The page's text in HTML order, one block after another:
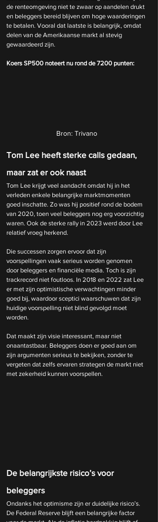
de renteomgeving niet te zwaar op aandelen drukt
en beleggers bereid blijven om hoge waarderingen
te betalen. Vooral dat laatste is belangrijk, omdat
delen van de Amerikaanse markt al stevig
gewaardeerd zijn.
Koers SP500 noteert nu rond de 7200 punten:
Bron: Trivano
Tom Lee heeft sterke calls gedaan,
maar zat er ook naast
Tom Lee krijgt veel aandacht omdat hij in het
verleden enkele belangrijke marktmomenten
goed inschatte. Zo was hij positief rond de bodem
van 2020, toen veel beleggers nog erg voorzichtig
waren. Ook de sterke rally in 2023 werd door Lee
relatief vroeg herkend.
Die successen zorgen ervoor dat zijn
voorspellingen vaak serieus worden genomen
door beleggers en financiële media. Toch is zijn
trackrecord niet foutloos. In 2018 en 2022 zat Lee
er met zijn optimistische verwachtingen minder
goed bij, waardoor sceptici waarschuwen dat zijn
huidige voorspelling niet blind gevolgd moet
worden.
Dat maakt zijn visie interessant, maar niet
onaantastbaar. Beleggers doen er goed aan om
zijn argumenten serieus te bekijken, zonder te
vergeten dat zelfs ervaren strategen de markt niet
met zekerheid kunnen voorspellen.
De belangrijkste risico’s voor
beleggers
Ondanks het optimisme zijn er duidelijke risico’s.
De Federal Reserve blijft een belangrijke factor